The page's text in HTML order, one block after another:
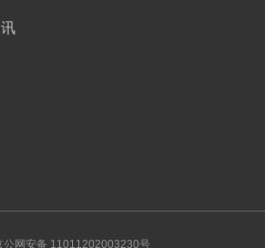
公网安备 11011202003230号